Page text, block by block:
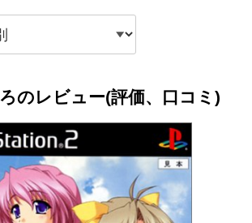
のレビュー(評価、口コミ)